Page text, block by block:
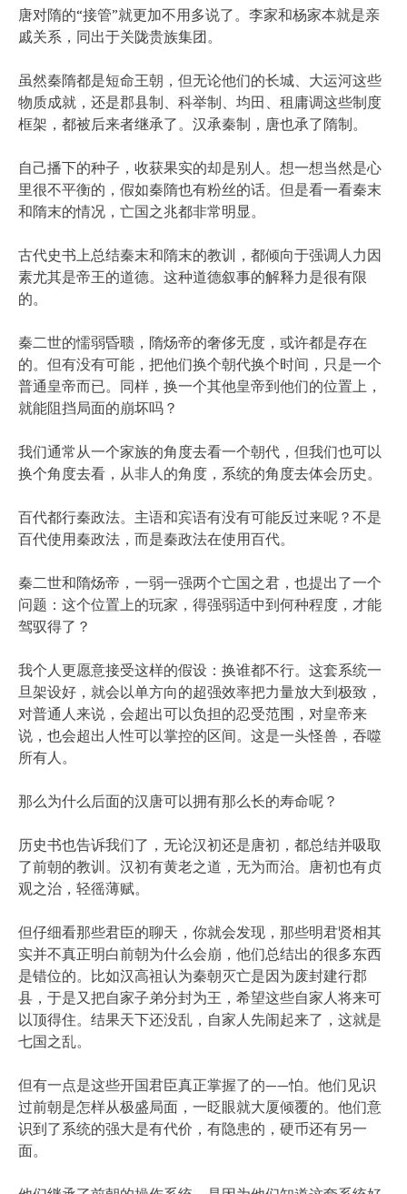
唐对隋的“接管”就更加不用多说了。李家和杨家本就是亲
戚关系，同出于关陇贵族集团。
虽然秦隋都是短命王朝，但无论他们的长城、大运河这些
物质成就，还是郡县制、科举制、均田、租庸调这些制度
框架，都被后来者继承了。汉承秦制，唐也承了隋制。
自己播下的种子，收获果实的却是别人。想一想当然是心
里很不平衡的，假如秦隋也有粉丝的话。但是看一看秦末
和隋末的情况，亡国之兆都非常明显。
古代史书上总结秦末和隋末的教训，都倾向于强调人力因
素尤其是帝王的道德。这种道德叙事的解释力是很有限
的。
秦二世的懦弱昏聩，隋炀帝的奢侈无度，或许都是存在
的。但有没有可能，把他们换个朝代换个时间，只是一个
普通皇帝而已。同样，换一个其他皇帝到他们的位置上，
就能阻挡局面的崩坏吗？
我们通常从一个家族的角度去看一个朝代，但我们也可以
换个角度去看，从非人的角度，系统的角度去体会历史。
百代都行秦政法。主语和宾语有没有可能反过来呢？不是
百代使用秦政法，而是秦政法在使用百代。
秦二世和隋炀帝，一弱一强两个亡国之君，也提出了一个
问题：这个位置上的玩家，得强弱适中到何种程度，才能
驾驭得了？
我个人更愿意接受这样的假设：换谁都不行。这套系统一
旦架设好，就会以单方向的超强效率把力量放大到极致，
对普通人来说，会超出可以负担的忍受范围，对皇帝来
说，也会超出人性可以掌控的区间。这是一头怪兽，吞噬
所有人。
那么为什么后面的汉唐可以拥有那么长的寿命呢？
历史书也告诉我们了，无论汉初还是唐初，都总结并吸取
了前朝的教训。汉初有黄老之道，无为而治。唐初也有贞
观之治，轻徭薄赋。
但仔细看那些君臣的聊天，你就会发现，那些明君贤相其
实并不真正明白前朝为什么会崩，他们总结出的很多东西
是错位的。比如汉高祖认为秦朝灭亡是因为废封建行郡
县，于是又把自家子弟分封为王，希望这些自家人将来可
以顶得住。结果天下还没乱，自家人先闹起来了，这就是
七国之乱。
但有一点是这些开国君臣真正掌握了的——怕。他们见识
过前朝是怎样从极盛局面，一眨眼就大厦倾覆的。他们意
识到了系统的强大是有代价，有隐患的，硬币还有另一
面。